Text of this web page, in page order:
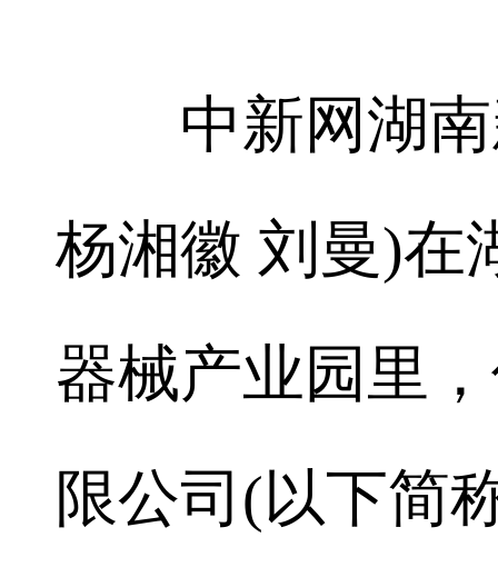
中新网湖南
杨湘徽 刘曼)在
器械产业园里
限公司(以下简